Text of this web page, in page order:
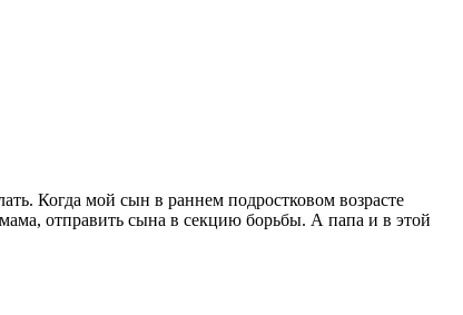
Когда мой сын в раннем подростковом возрасте
отправить сына в секцию борьбы. А папа и в этой